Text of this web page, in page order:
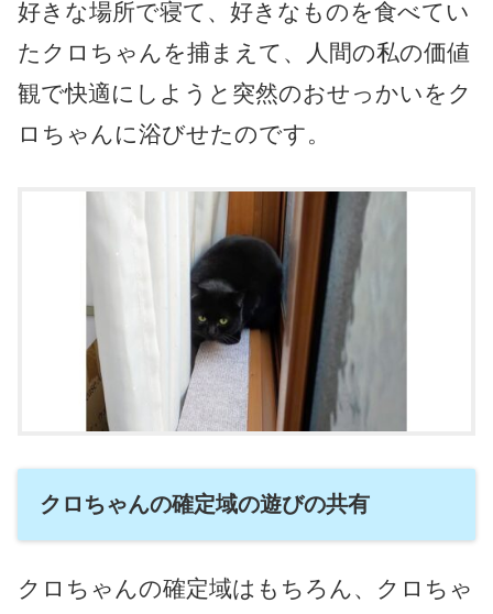
好きな場所で寝て、好きなものを食べてい
たクロちゃんを捕まえて、人間の私の価値
観で快適にしようと突然のおせっかいをク
ロちゃんに浴びせたのです。
クロちゃんの確定域の遊びの共有
クロちゃんの確定域はもちろん、クロちゃ